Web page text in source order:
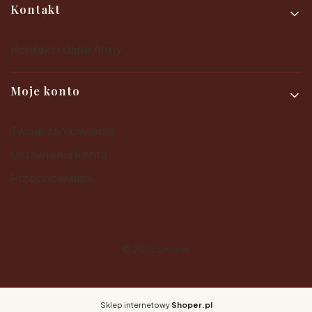
Kontakt
Moje konto
Sklep internetowy Shoper.pl